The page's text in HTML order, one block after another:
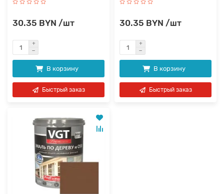
30.35 BYN /шт
В корзину
Быстрый заказ
30.35 BYN /шт
В корзину
Быстрый заказ